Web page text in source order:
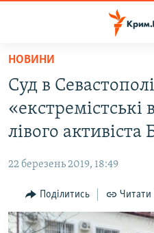
Перейти
основного
матеріалу
Перейти
до
основної
навігації
Перейти
до
пошуку
ВОДА.КРИМ
ВІДЕО ТА ФОТО
БЛОГИ
ПОГЛЯД
ІНТЕРВ'Ю
НОВИНИ
Суд в
лівого
22 березень 2019, 18:49
Поділитись Читати